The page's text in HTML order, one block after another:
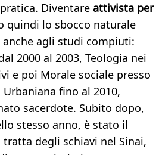
Diventare attivista per
quindi lo sbocco naturale
anche agli studi compiuti:
2000 al 2003, Teologia nei
e poi Morale sociale presso
fino al 2010,
sacerdote. Subito dopo,
stesso anno, è stato il
degli schiavi nel Sinai,